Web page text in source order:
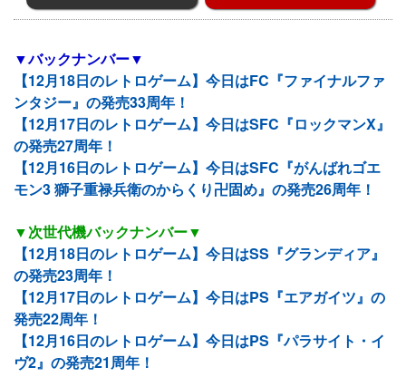
▼バックナンバー▼
【12月18日のレトロゲーム】今日はFC『ファイナルファ
ンタジー』の発売33周年！
【12月17日のレトロゲーム】今日はSFC『ロックマンX』
の発売27周年！
【12月16日のレトロゲーム】今日はSFC『がんばれゴエ
モン3 獅子重禄兵衛のからくり卍固め』の発売26周年！
▼次世代機バックナンバー▼
【12月18日のレトロゲーム】今日はSS『グランディア』
の発売23周年！
【12月17日のレトロゲーム】今日はPS『エアガイツ』の
発売22周年！
【12月16日のレトロゲーム】今日はPS『パラサイト・イ
ヴ2』の発売21周年！